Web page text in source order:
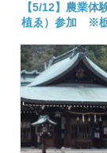
【5/12】農業体
植ゑ）参加 ※